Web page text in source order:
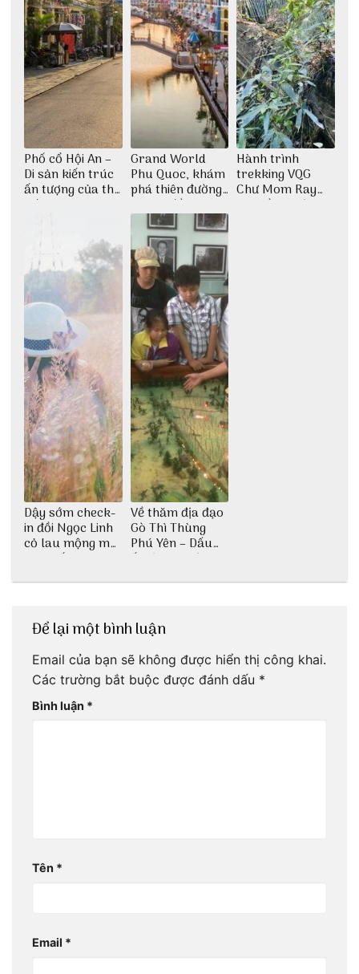
Phố cổ Hội An –
Di sản kiến trúc
ấn tượng của thế
giới
Grand World
Phu Quoc, khám
phá thiên đường
giải trí đầy sôi
động
Hành trình
trekking VQG
Chư Mom Ray
tìm về núi rừng
Dậy sớm check-
in đồi Ngọc Linh
cỏ lau mộng mơ
tại Huế nè bạn
Về thăm địa đạo
Gò Thì Thùng
Phú Yên – Dấu
ấn lịch sử còn
Để lại một bình luận
Email của bạn sẽ không được hiển thị công khai.
Các trường bắt buộc được đánh dấu *
Bình luận *
Tên *
Email *